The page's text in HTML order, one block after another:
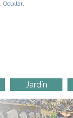
. Ocultar.
Jardín